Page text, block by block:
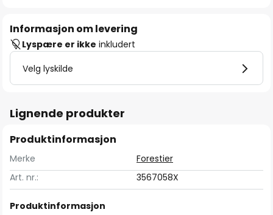
Informasjon om levering
Lyspære er ikke inkludert
Velg lyskilde
Lignende produkter
Produktinformasjon
Merke
Forestier
Art. nr.:
3567058X
Produktinformasjon